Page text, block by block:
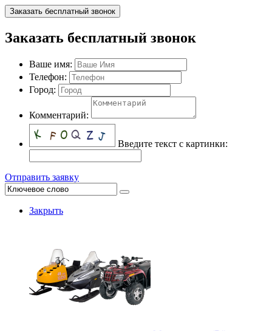
Заказать бесплатный звонок
Заказать бесплатный звонок
Ваше имя:
Телефон:
Город:
Комментарий:
Введите текст с картинки:
Отправить заявку
Закрыть